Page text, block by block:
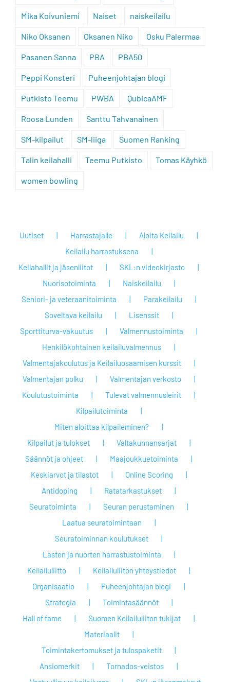
Mika Koivuniemi Naiset naiskeilailu
Niko Oksanen Oksanen Niko Osku Palermaa
Pasanen Sanna PBA PBA50
Peppi Konsteri Puheenjohtajan blogi
Putkisto Teemu PWBA QubicaAMF
Roosa Lunden Santtu Tahvanainen
SM-kilpailut SM-liiga Suomen Ranking
Talin keilahalli Teemu Putkisto Tomas Käyhkö
women bowling
Uutiset Harrastajalle
Aloita Keilailu
Keilailu harrastuksena
Keilahallit ja jäsenliitot
SKL:n videokirjasto
Nuorisotoiminta
Naiskeilailu
Seniori- ja veteraanitoiminta
Parakeilailu
Soveltava keilailu
Lisenssit
Sporttiturva-vakuutus
Valmennustoiminta
Henkilökohtainen keilailuvalmennus
Valmentajakoulutus ja Keilailuosaamisen kurssit
Valmentajan polku
Valmentajan verkosto
Koulutustoiminta
Tulevat valmennusleirit
Kilpailutoiminta
Miten aloittaa kilpaileminen?
Kilpailut ja tulokset
Valtakunnansarjat
Säännöt ja ohjeet
Maajoukkuetoiminta
Keskiarvot ja tilastot
Online Scoring
Antidoping
Ratatarkastukset
Seuratoiminta
Seuran perustaminen
Laatua seuratoimintaan
Seuratoiminnan koulutukset
Lasten ja nuorten harrastustoiminta
Keilailuliitto
Keilailuliiton yhteystiedot
Organisaatio
Puheenjohtajan blogi
Strategia
Toimintasäännöt
Hall of fame
Suomen Keilailuliiton tukijat
Materiaalit
Toimintakertomukset ja tulospaketit
Ansiomerkit
Tornados-veistos